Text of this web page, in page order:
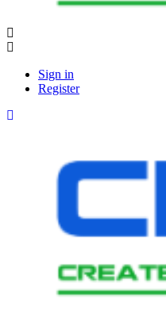
Sign in
Register